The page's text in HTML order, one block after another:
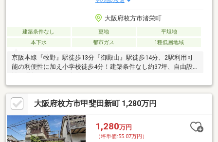
大阪府枚方市渚栄町
建築条件なし 更地
平坦地
本下水
都市ガス 1種低層地域
京阪本線『牧野』駅徒歩13分『御殿山』駅徒歩14分、2駅利用可
能の利便性に加え小学校徒歩4分！建築条件なし約37坪、自由設
計で理想の住まいを実現いただけます。
大阪府枚方市甲斐田新町 1,280万円
1,280万円
（坪単価:55.07万円）